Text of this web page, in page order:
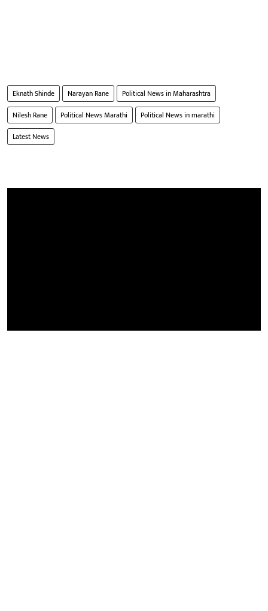
Eknath Shinde Narayan Rane
Political News in Maharashtra
Nilesh Rane
Political News Marathi
Political News in marathi
Latest News